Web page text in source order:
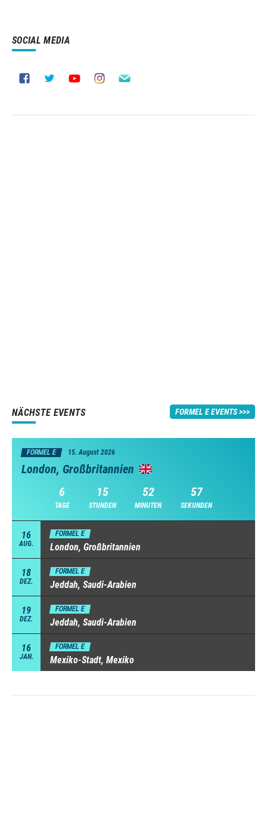
SOCIAL MEDIA
NÄCHSTE EVENTS FORMEL E EVENTS
FORMEL E 15. August 2026
London, Großbritannien
6
TAGE
15
STUNDEN
52
MINUTEN
56
SEKUNDEN
16
AUG.
FORMEL E
London, Großbritannien
18
DEZ.
FORMEL E
Jeddah, Saudi-Arabien
19
DEZ.
FORMEL E
Jeddah, Saudi-Arabien
16
JAN.
FORMEL E
Mexiko-Stadt, Mexiko